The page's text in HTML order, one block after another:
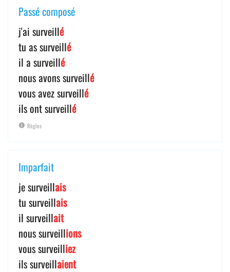
Passé composé
j'ai surveillé
tu as surveillé
il a surveillé
nous avons surveillé
vous avez surveillé
ils ont surveillé
Règles
Imparfait
je surveillais
tu surveillais
il surveillait
nous surveillions
vous surveilliez
ils surveillaient